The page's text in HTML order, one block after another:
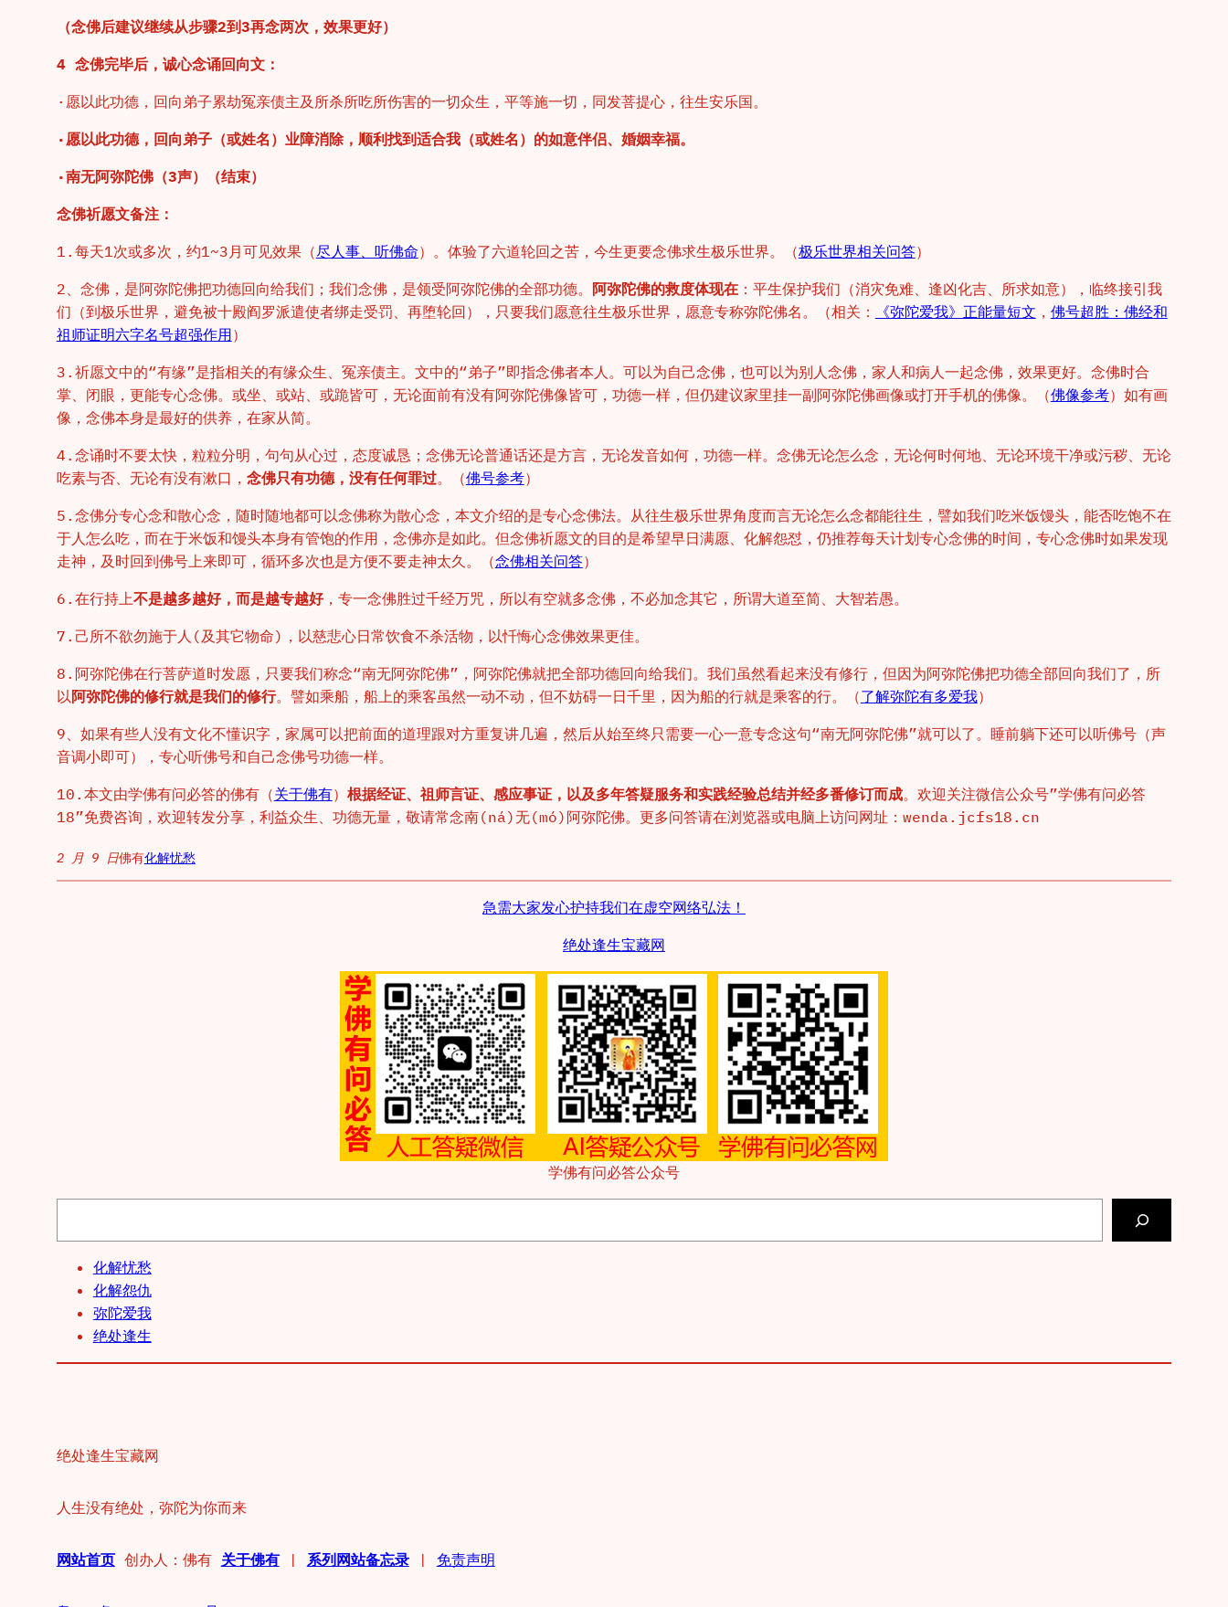
（念佛后建议继续从步骤2到3再念两次，效果更好）
4 念佛完毕后，诚心念诵回向文：
·愿以此功德，回向弟子累劫冤亲债主及所杀所吃所伤害的一切众生，平等施一切，同发菩提心，往生安乐国。
·愿以此功德，回向弟子（或姓名）业障消除，顺利找到适合我（或姓名）的如意伴侣、婚姻幸福。
·南无阿弥陀佛（3声）（结束）
念佛祈愿文备注：
1.每天1次或多次，约1~3月可见效果（尽人事、听佛命）。体验了六道轮回之苦，今生更要念佛求生极乐世界。（极乐世界相关问答）
2、念佛，是阿弥陀佛把功德回向给我们；我们念佛，是领受阿弥陀佛的全部功德。 阿弥陀佛的救度体现在：平生保护我们（消灾免难、逢凶化吉、所求如意），临终接引我
们（到极乐世界，避免被十殿阎罗派遣使者绑走受罚、再堕轮回），只要我们愿意往生极乐世界，愿意专称弥陀佛名。（相关：
《弥陀爱我》正能量短文 ， 佛号超胜：佛经和
祖师证明六字名号超强作用）
3.祈愿文中的“有缘”是指相关的有缘众生、冤亲债主。文中的“弟子”即指念佛者本人。可以为自己念佛，也可以为别人念佛，家人和病人一起念佛，效果更好。念佛时合
掌、闭眼，更能专心念佛。或坐、或站、或跪皆可，无论面前有没有阿弥陀佛像皆可，功德一样，但仍建议家里挂一副阿弥陀佛画像或打开手机的佛像。（佛像参考）如有画
像，念佛本身是最好的供养，在家从简。
4.念诵时不要太快，粒粒分明，句句从心过，态度诚恳；念佛无论普通话还是方言，无论发音如何，功德一样。念佛无论怎么念，无论何时何地、无论环境干净或污秽、无论
吃素与否、无论有没有漱口， 念佛只有功德，没有任何罪过。（佛号参考）
5.念佛分专心念和散心念，随时随地都可以念佛称为散心念，本文介绍的是专心念佛法。从往生极乐世界角度而言无论怎么念都能往生，譬如我们吃米饭馒头，能否吃饱不在
于人怎么吃，而在于米饭和馒头本身有管饱的作用，念佛亦是如此。但念佛祈愿文的目的是希望早日满愿、化解怨怼，仍推荐每天计划专心念佛的时间，专心念佛时如果发现
走神，及时回到佛号上来即可，循环多次也是方便不要走神太久。（念佛相关问答）
6.在行持上不是越多越好，而是越专越好，专一念佛胜过千经万咒，所以有空就多念佛，不必加念其它，所谓大道至简、大智若愚。
7.己所不欲勿施于人(及其它物命)，以慈悲心日常饮食不杀活物，以忏悔心念佛效果更佳。
8.阿弥陀佛在行菩萨道时发愿，只要我们称念“南无阿弥陀佛”，阿弥陀佛就把全部功德回向给我们。我们虽然看起来没有修行，但因为阿弥陀佛把功德全部回向我们了，所
以阿弥陀佛的修行就是我们的修行。譬如乘船，船上的乘客虽然一动不动，但不妨碍一日千里，因为船的行就是乘客的行。（了解弥陀有多爱我）
9、如果有些人没有文化不懂识字，家属可以把前面的道理跟对方重复讲几遍，然后从始至终只需要一心一意专念这句“南无阿弥陀佛”就可以了。睡前躺下还可以听佛号（声
音调小即可），专心听佛号和自己念佛号功德一样。
10.本文由学佛有问必答的佛有（关于佛有） 根据经证、祖师言证、感应事证，以及多年答疑服务和实践经验总结并经多番修订而成。欢迎关注微信公众号”学佛有问必答
18”免费咨询，欢迎转发分享，利益众生、功德无量，敬请常念南(ná)无(mó)阿弥陀佛。更多问答请在浏览器或电脑上访问网址：wenda.jcfs18.cn
2 月 9 日佛有化解忧愁
急需大家发心护持我们在虚空网络弘法！
绝处逢生宝藏网
学佛有问必答公众号
化解忧愁
化解怨仇
弥陀爱我
绝处逢生
绝处逢生宝藏网
人生没有绝处，弥陀为你而来
网站首页创办人：佛有 关于佛有| 系列网站备忘录| 免责声明